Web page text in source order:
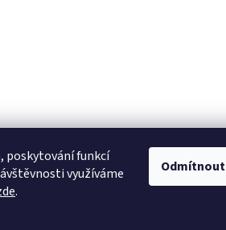
poskytování funkcí
využíváme
.
Odmítnout